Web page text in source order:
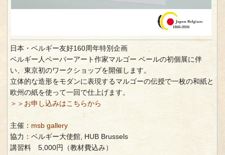
日本・ベルギー友好160周年特別企画
ベルギー人ペーパーアート作家マルゴー ベールの初個展に伴
い、東京初のワークショップを開催します。
立体的な造形をモダンに表現するマルゴーの伝授で一枚の和紙と
欧州の紙を使って一回で仕上げます。
＞＞お申し込みはこちらから
主催： msb gallery
協力：ベルギー大使館, HUB Brussels
講習料 5,000円（教材費込み）